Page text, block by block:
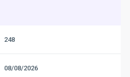
248
08/08/2026